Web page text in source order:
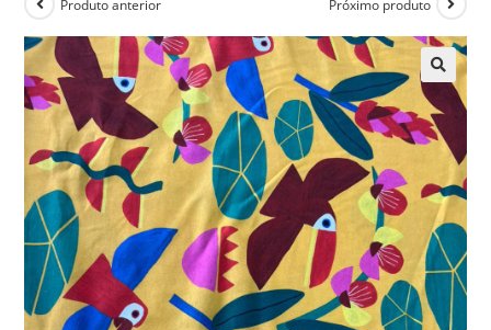
Produto anterior Próximo produto